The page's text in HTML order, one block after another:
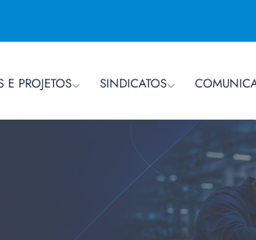
E PROJETOS SINDICATOS